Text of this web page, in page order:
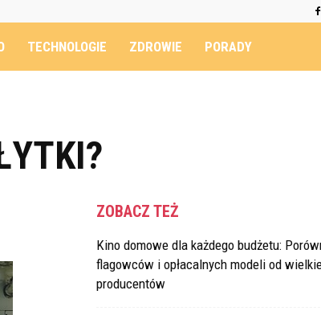
TECHNOLOGIE ZDROWIE PORADY
ZOBACZ TEŻ
Kino domowe dla każdego budżetu:
flagowców i opłacalnych modeli od
producentów